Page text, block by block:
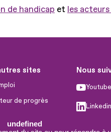
undefined
de handicap et les
sites
de progrès
Nous
Youtube
Linkedin